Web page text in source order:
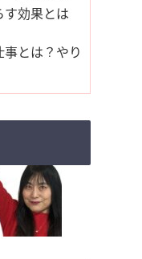
す効果とは
とは？やり